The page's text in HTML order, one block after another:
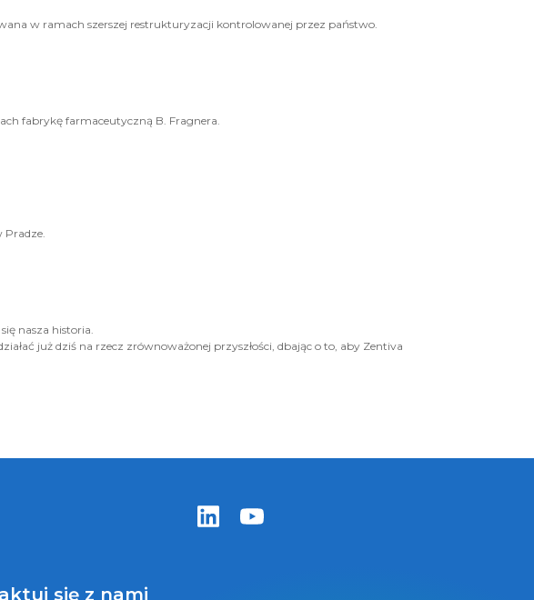
w ramach szerszej restrukturyzacji kontrolowanej przez państwo.
fabrykę farmaceutyczną B. Fragnera.
Pradze.
nasza historia.
już dziś na rzecz zrównoważonej przyszłości, dbając o to, aby Zentiva
Zentiva LinkedIn
Zentiva YouTube
się z nami